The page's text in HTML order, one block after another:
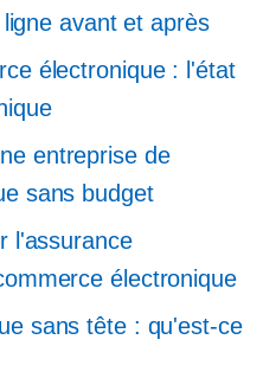
avant et après
électronique : l'état
entreprise de
sans budget
l'assurance
électronique
sans tête : qu'est-ce